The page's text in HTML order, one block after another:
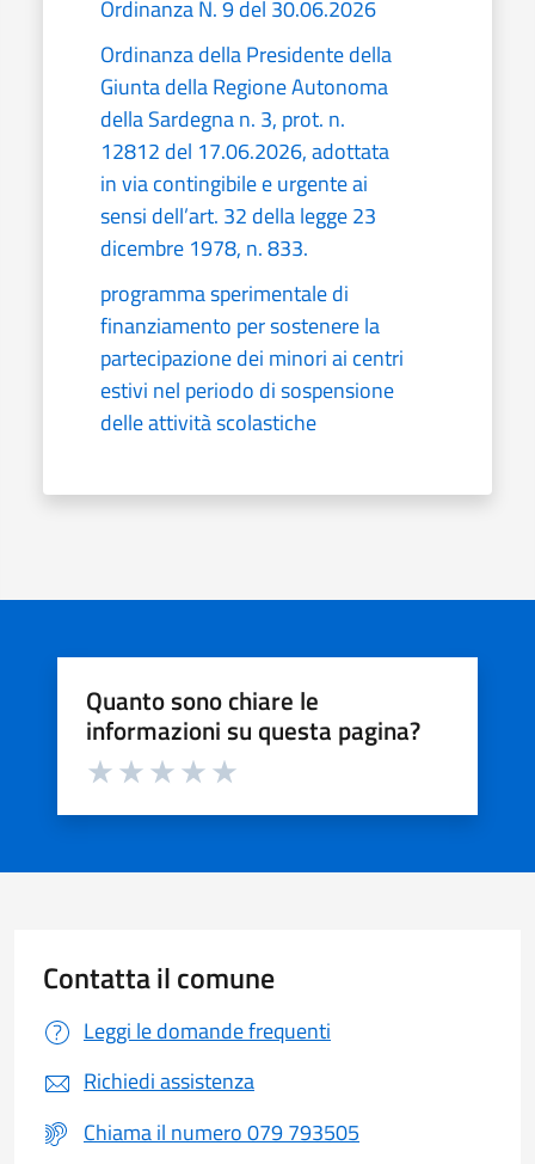
Ordinanza N. 9 del 30.06.2026
Ordinanza della Presidente della
Giunta della Regione Autonoma
della Sardegna n. 3, prot. n.
12812 del 17.06.2026, adottata
in via contingibile e urgente ai
sensi dell’art. 32 della legge 23
dicembre 1978, n. 833.
programma sperimentale di
finanziamento per sostenere la
partecipazione dei minori ai centri
estivi nel periodo di sospensione
delle attività scolastiche
Quanto sono chiare le
informazioni su questa pagina?
Valuta da 1 a 5 stelle la pagina
Contatta il comune
Leggi le domande frequenti
Richiedi assistenza
Chiama il numero 079 793505